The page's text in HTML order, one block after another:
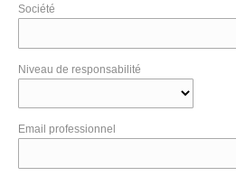
Société
Niveau de responsabilité
Email professionnel